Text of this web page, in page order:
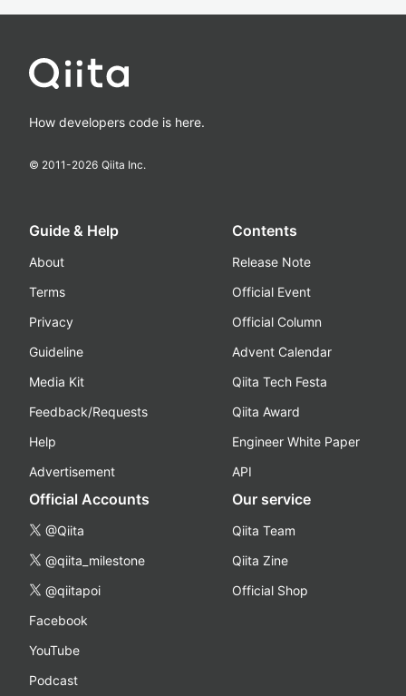
How developers code is here.
© 2011-2026 Qiita Inc.
Guide & Help
About
Terms
Privacy
Guideline
Media Kit
Feedback/Requests
Help
Advertisement
Contents
Release Note
Official Event
Official Column
Advent Calendar
Qiita Tech Festa
Qiita Award
Engineer White Paper
API
Official Accounts
@Qiita
@qiita_milestone
@qiitapoi
Facebook
YouTube
Podcast
Our service
Qiita Team
Qiita Zine
Official Shop